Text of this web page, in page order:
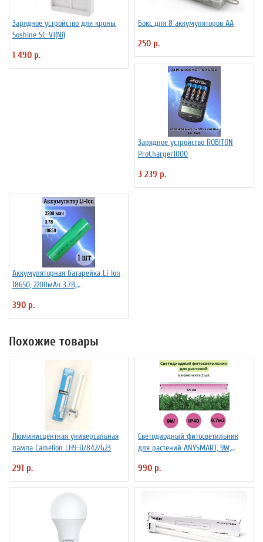
Зарядное устройство для кроны
Soshine SC-V1(Ni)
1 490 р.
Бокс для 8 аккумуляторов АА
250 р.
Зарядное устройство ROBITON
ProCharger1000
3 239 р.
Аккумуляторная батарейка Li-Ion
18650, 2200мАч 3.7В,
390 р.
Похожие товары
Люминисцентная универсальная
лампа Camelion LH9-U/842/G23
291 р.
Светодиодный фитосветильник
для растений ANYSMART, 9W,
990 р.